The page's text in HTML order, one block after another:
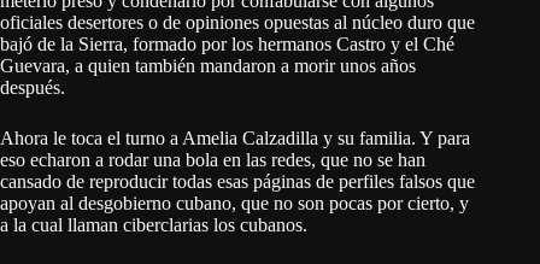
oficiales desertores o de opiniones opuestas al núcleo duro que
bajó de la Sierra, formado por los hermanos Castro y el Ché
Guevara, a quien también mandaron a morir unos años
después.
Ahora le toca el turno a Amelia Calzadilla y su familia. Y para
eso echaron a rodar una bola en las redes, que no se han
cansado de reproducir todas esas páginas de perfiles falsos que
apoyan al desgobierno cubano, que no son pocas por cierto, y
a la cual llaman ciberclarias los cubanos.